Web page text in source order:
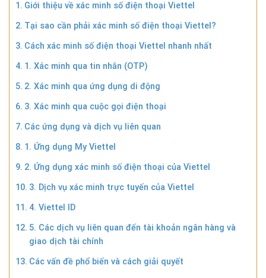
Giới thiệu về xác minh số điện thoại Viettel
Tại sao cần phải xác minh số điện thoại Viettel?
Cách xác minh số điện thoại Viettel nhanh nhất
1. Xác minh qua tin nhắn (OTP)
2. Xác minh qua ứng dụng di động
3. Xác minh qua cuộc gọi điện thoại
Các ứng dụng và dịch vụ liên quan
1. Ứng dụng My Viettel
2. Ứng dụng xác minh số điện thoại của Viettel
3. Dịch vụ xác minh trực tuyến của Viettel
4. Viettel ID
5. Các dịch vụ liên quan đến tài khoản ngân hàng và
giao dịch tài chính
Các vấn đề phổ biến và cách giải quyết